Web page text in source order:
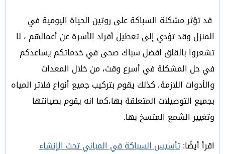
قد تؤثر مشكلة السباكة على روتين الحياة اليومية في
المنزل وقد تؤدي إلى تعطيل أفراد الأسرة عن أعمالهم ، لا
تشعروا بالقلق افضل سباك صحى في خدماتكم يساعدكم
في حل المشكلة في أسرع وقت، من خلال المعدات
والأدوات اللازمة، كذلك يقوم بتركيب جميع أنواع فلاتر المياه
بجميع التوصيلات المتعلقة بها،كما انه يقوم بصيانتها
وتغيير الشمع المتسخ بها.
اقرأ أيضًا:تأسيس السباكة في المباني تحت الإنشاء